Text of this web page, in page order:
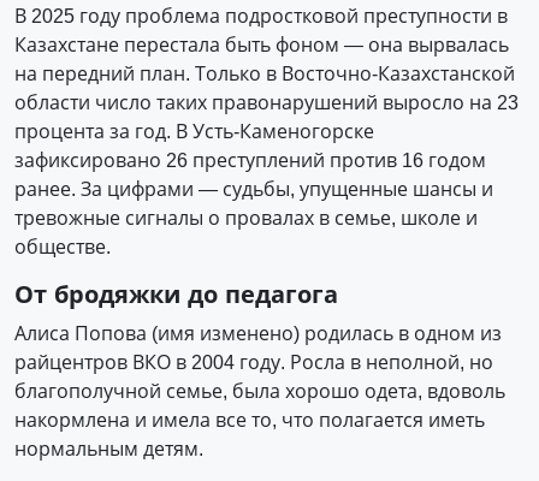
В 2025 году проблема подростковой преступности в
Казахстане перестала быть фоном — она вырвалась
на передний план. Только в Восточно-Казахстанской
области число таких правонарушений выросло на 23
процента за год. В Усть-Каменогорске
зафиксировано 26 преступлений против 16 годом
ранее. За цифрами — судьбы, упущенные шансы и
тревожные сигналы о провалах в семье, школе и
обществе.
От бродяжки до педагога
Алиса Попова (имя изменено) родилась в одном из
райцентров ВКО в 2004 году. Росла в неполной, но
благополучной семье, была хорошо одета, вдоволь
накормлена и имела все то, что полагается иметь
нормальным детям.